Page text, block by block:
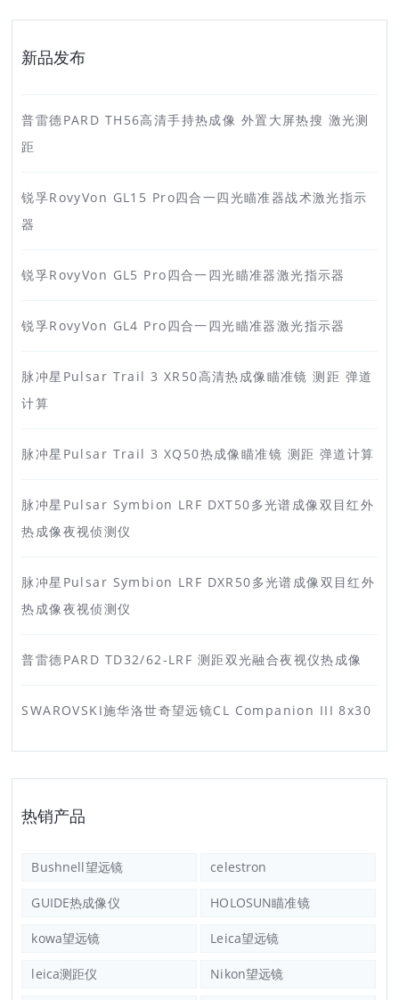
新品发布
普雷德PARD TH56高清手持热成像 外置大屏热搜 激光测
距
锐孚RovyVon GL15 Pro四合一四光瞄准器战术激光指示
器
锐孚RovyVon GL5 Pro四合一四光瞄准器激光指示器
锐孚RovyVon GL4 Pro四合一四光瞄准器激光指示器
脉冲星Pulsar Trail 3 XR50高清热成像瞄准镜 测距 弹道
计算
脉冲星Pulsar Trail 3 XQ50热成像瞄准镜 测距 弹道计算
脉冲星Pulsar Symbion LRF DXT50多光谱成像双目红外
热成像夜视侦测仪
脉冲星Pulsar Symbion LRF DXR50多光谱成像双目红外
热成像夜视侦测仪
普雷德PARD TD32/62-LRF 测距双光融合夜视仪热成像
SWAROVSKI施华洛世奇望远镜CL Companion III 8x30
热销产品
Bushnell望远镜 celestron
GUIDE热成像仪 HOLOSUN瞄准镜
kowa望远镜 Leica望远镜
leica测距仪 Nikon望远镜